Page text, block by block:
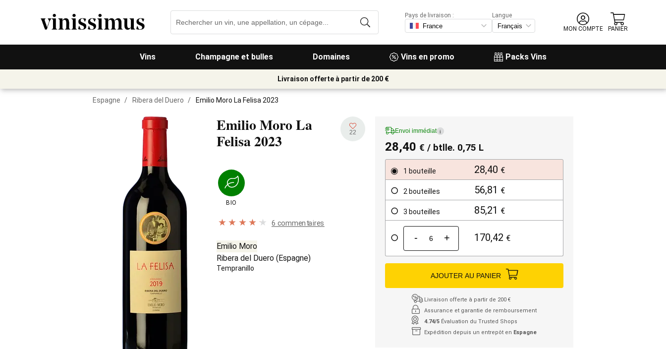
Vins Champagne et bulles Domaines Vins en promo Packs Vins
Pays de livraison :
Langue
MON COMPTE
PANIER
Livraison offerte à partir de 200 €
Espagne / Ribera del Duero / Emilio Moro La Felisa 2023
Emilio Moro La
Felisa2023 22
BIO
6 commentaires
Emilio Moro
Ribera del Duero (Espagne)
Tempranillo
Envoi immédiat i
28,40 € / btlle. 0,75 L
1 bouteille 28,40 €
2 bouteilles 56,81 €
3 bouteilles 85,21 €
- + 170,42 €
AJOUTER AU PANIER
Livraison offerte à partir de 200 €
Assurance et garantie de remboursement
4.74/5 Évaluation du Trusted Shops
Expédition depuis un entrepôt en Espagne